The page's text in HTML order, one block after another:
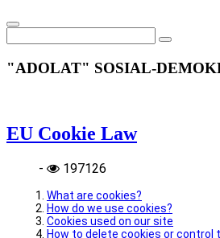
"ADOLAT" SOSIAL-
EU Cookie Law
- 197126
What are cookies?
How do we use cookies?
Cookies used on our site
How to delete cookies or control